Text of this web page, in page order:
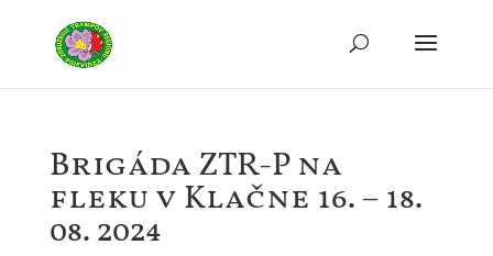
Brigáda ZTR-P na
fleku v Klačne 16. – 18.
08. 2024